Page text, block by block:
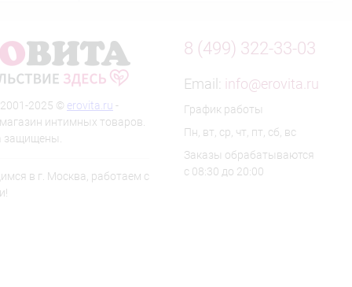
2025 © erovita.ru -
интимных товаров.
защищены.
в г. Москва, работаем с
8 (499) 322-33-03
Email: info@erovita.ru
График работы
Пн, вт, ср, чт, пт, сб, вс
Заказы обрабатываются
с 08:30 до 20:00